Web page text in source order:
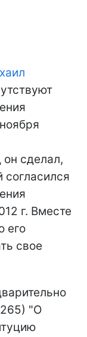
сделал,
согласился
г. Вместе
его
свое
"О